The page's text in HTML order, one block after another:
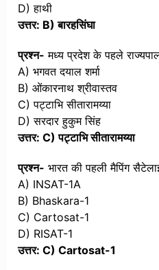
D) हाथी
उत्तर: B) बारहसिंघा
प्रश्न- मध्य प्रदेश के पहले
A) भगवत दयाल शर्मा
B) ओंकारनाथ श्रीवास्तव
C) पट्टाभि सीतारामय्या
D) सरदार हुकुम सिंह
उत्तर: C) पट्टाभि सीतारामय्या
प्रश्न- भारत की पहली मैपिंग
A) INSAT-1A
B) Bhaskara-1
C) Cartosat-1
D) RISAT-1
उत्तर: C) Cartosat-1